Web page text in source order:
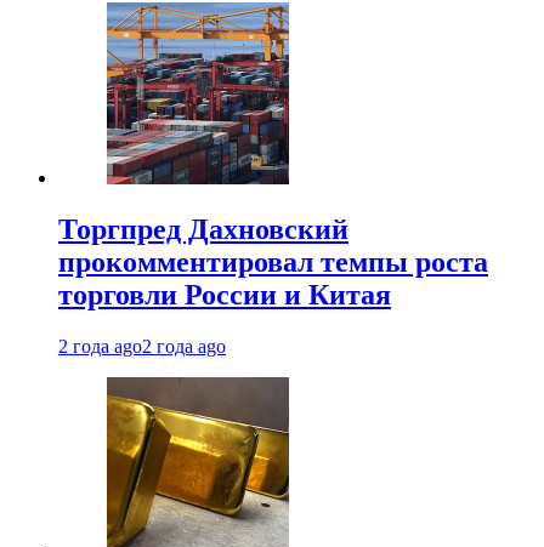
Торгпред Дахновский
прокомментировал темпы роста
торговли России и Китая
2 года ago2 года ago